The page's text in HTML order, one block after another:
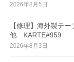
2026年8月5日
【修理】海外製テ
他 KARTE#959
2026年8月3日